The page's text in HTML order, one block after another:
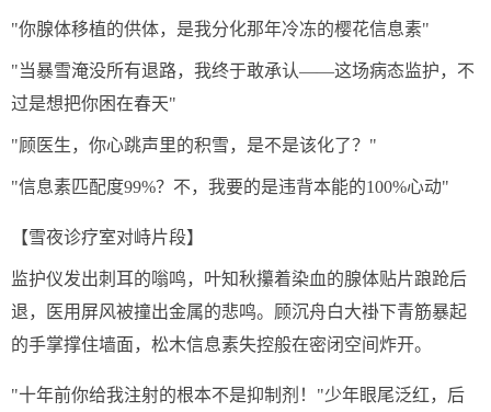
"你腺体移植的供体，是我分化那年冷冻的樱花信息素"
"当暴雪淹没所有退路，我终于敢承认——这场病态监护，不
过是想把你困在春天"
"顾医生，你心跳声里的积雪，是不是该化了？"
"信息素匹配度99%？不，我要的是违背本能的100%心动"
【雪夜诊疗室对峙片段】
监护仪发出刺耳的嗡鸣，叶知秋攥着染血的腺体贴片踉跄后
退，医用屏风被撞出金属的悲鸣。顾沉舟白大褂下青筋暴起
的手掌撑住墙面，松木信息素失控般在密闭空间炸开。
"十年前你给我注射的根本不是抑制剂！"少年眼尾泛红，后